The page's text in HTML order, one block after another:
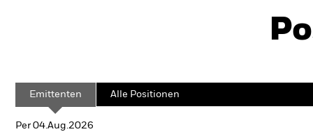
Emittenten Alle Positionen
Per 04.Aug.2026